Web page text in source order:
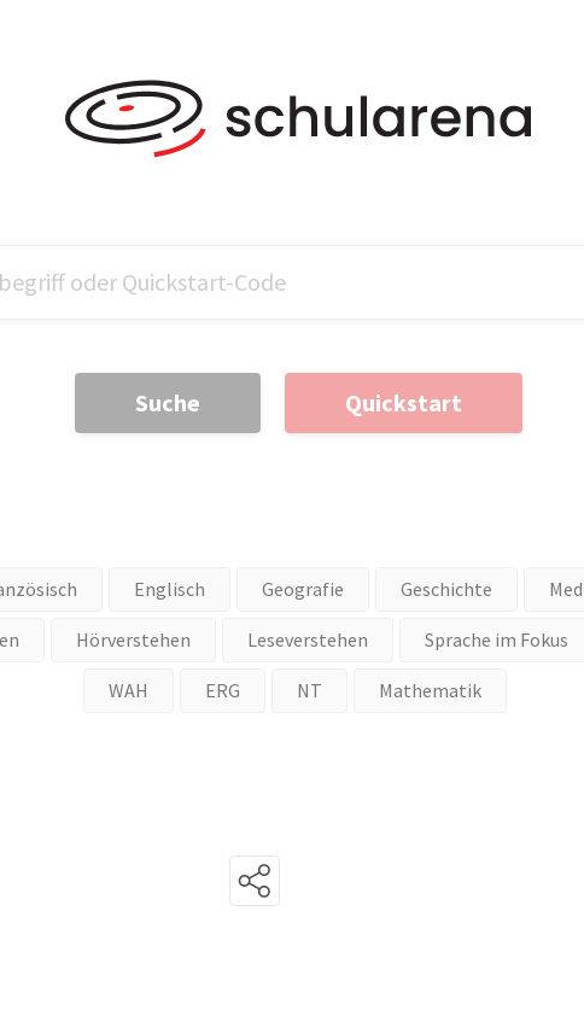
Suche Quickstart
Englisch Geografie Geschichte
Hörverstehen Leseverstehen Sprache im Fokus
WAH ERG NT Mathematik